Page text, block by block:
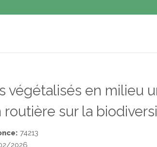
végétalisés en milieu
sur la
74213
2026